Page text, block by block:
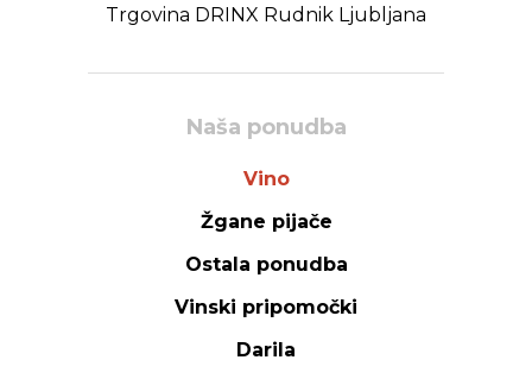
Trgovina DRINX Rudnik Ljubljana
Naša ponudba
Vino
Žgane pijače
Ostala ponudba
Vinski pripomočki
Darila